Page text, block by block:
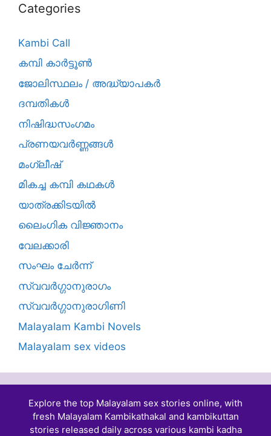
Categories
Kambi Call
കമ്പി കാർട്ടൂൺ
ജോലിസ്ഥലം / അദ്ധ്യാപകർ
ദമ്പതികള്‍
നിഷിദ്ധസംഗമം
പ്രണയവർണ്ണങ്ങൾ
മംഗ്ലീഷ്
മികച്ച കമ്പി കഥകൾ
യാത്രക്കിടയില്‍
ലൈംഗിക വിജ്ഞാനം
വേലക്കാരി
സംഘം ചേർന്ന്
സ്വവർഗ്ഗാനുരാഗം
സ്വവർഗ്ഗാനുരാഗിണി
Malayalam Kambi Novels
Malayalam sex videos
Explore the top Malayalam sex stories online, with
fresh Malayalam Kambikathakal and kambikuttan
stories released daily across various kambi kadha